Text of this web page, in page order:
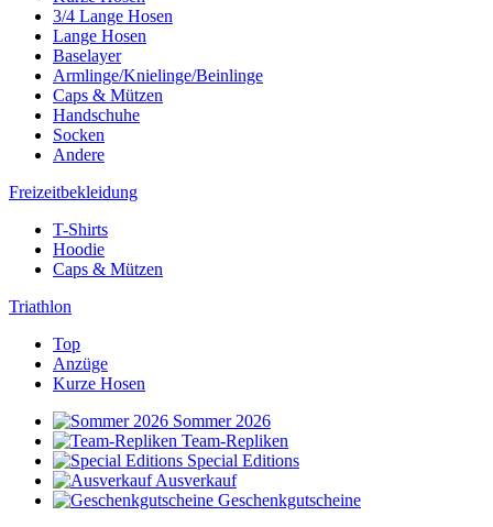
3/4 Lange Hosen
Lange Hosen
Baselayer
Armlinge/Knielinge/Beinlinge
Caps & Mützen
Handschuhe
Socken
Andere
Freizeitbekleidung
T-Shirts
Hoodie
Caps & Mützen
Triathlon
Top
Anzüge
Kurze Hosen
Sommer 2026
Team-Repliken
Special Editions
Ausverkauf
Geschenkgutscheine